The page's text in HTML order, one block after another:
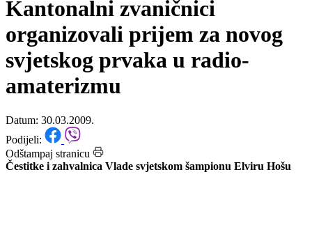
Početna/Vijesti
Kantonalni zvaničnici
organizovali prijem za novog
svjetskog prvaka u radio-
amaterizmu
Datum: 30.03.2009.